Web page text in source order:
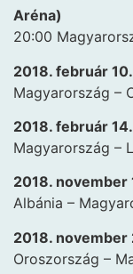
Aréna)
20:00
2018. február
Magyarország –
2018. február
Magyarország –
2018. november
Albánia –
2018. november
Oroszország –